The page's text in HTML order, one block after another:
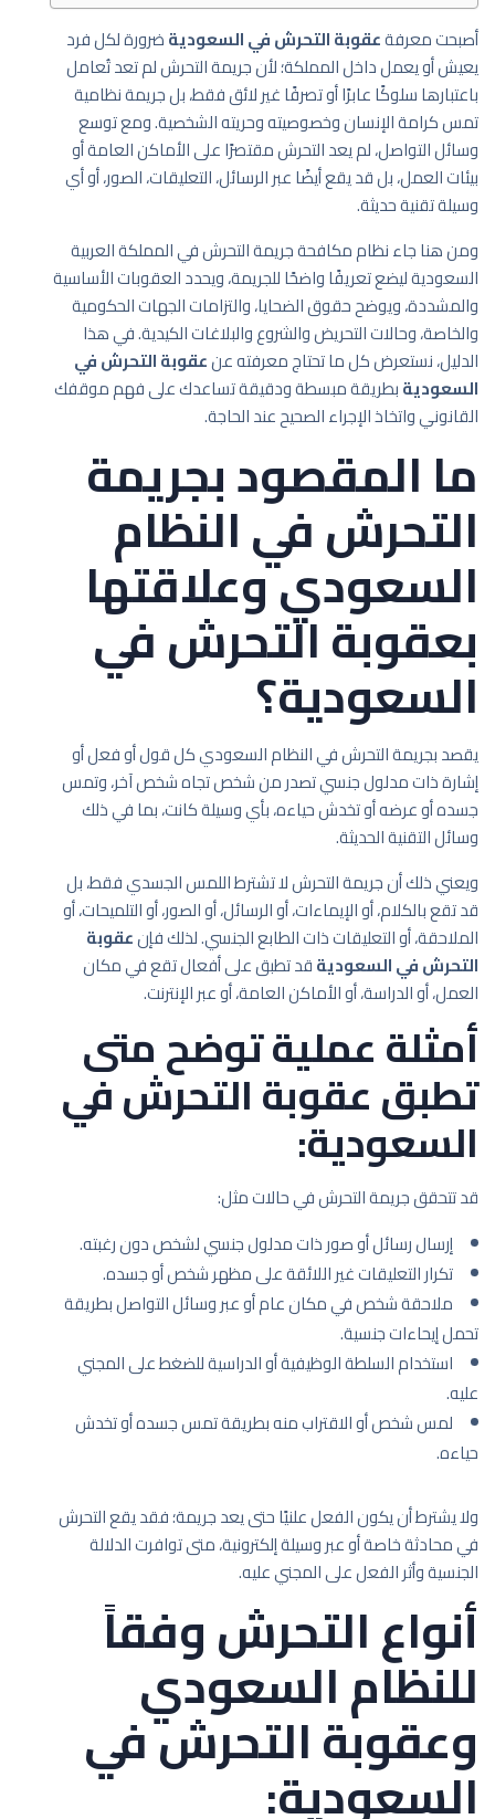
أصبحت معرفةعقوبة التحرش في السعوديةضرورة لكل فرد
يعيش أو يعمل داخل المملكة؛ لأن جريمة التحرش لم تعد تُعامل
باعتبارها سلوكًا عابرًا أو تصرفًا غير لائق فقط، بل جريمة نظامية
تمس كرامة الإنسان وخصوصيته وحريته الشخصية. ومع توسع
وسائل التواصل، لم يعد التحرش مقتصرًا على الأماكن العامة أو
بيئات العمل، بل قد يقع أيضًا عبر الرسائل، التعليقات، الصور، أو أي
وسيلة تقنية حديثة.
ومن هنا جاء نظام مكافحة جريمة التحرش في المملكة العربية
السعودية ليضع تعريفًا واضحًا للجريمة، ويحدد العقوبات الأساسية
والمشددة، ويوضح حقوق الضحايا، والتزامات الجهات الحكومية
والخاصة، وحالات التحريض والشروع والبلاغات الكيدية. في هذا
الدليل، نستعرض كل ما تحتاج معرفته عنعقوبة التحرش في
السعوديةبطريقة مبسطة ودقيقة تساعدك على فهم موقفك
القانوني واتخاذ الإجراء الصحيح عند الحاجة.
ما المقصود بجريمة
التحرش في النظام
السعودي وعلاقتها
بعقوبة التحرش في
السعودية؟
يقصد بجريمة التحرش في النظام السعودي كل قول أو فعل أو
إشارة ذات مدلول جنسي تصدر من شخص تجاه شخص آخر، وتمس
جسده أو عرضه أو تخدش حياءه، بأي وسيلة كانت، بما في ذلك
وسائل التقنية الحديثة.
ويعني ذلك أن جريمة التحرش لا تشترط اللمس الجسدي فقط، بل
قد تقع بالكلام، أو الإيماءات، أو الرسائل، أو الصور، أو التلميحات، أو
الملاحقة، أو التعليقات ذات الطابع الجنسي. لذلك فإنعقوبة
التحرش في السعوديةقد تطبق على أفعال تقع في مكان
العمل، أو الدراسة، أو الأماكن العامة، أو عبر الإنترنت.
أمثلة عملية توضح متى
تطبق عقوبة التحرش في
السعودية:
قد تتحقق جريمة التحرش في حالات مثل:
إرسال رسائل أو صور ذات مدلول جنسي لشخص دون رغبته.
تكرار التعليقات غير اللائقة على مظهر شخص أو جسده.
ملاحقة شخص في مكان عام أو عبر وسائل التواصل بطريقة
تحمل إيحاءات جنسية.
استخدام السلطة الوظيفية أو الدراسية للضغط على المجني
عليه.
لمس شخص أو الاقتراب منه بطريقة تمس جسده أو تخدش
حياءه.
ولا يشترط أن يكون الفعل علنيًا حتى يعد جريمة؛ فقد يقع التحرش
في محادثة خاصة أو عبر وسيلة إلكترونية، متى توافرت الدلالة
الجنسية وأثر الفعل على المجني عليه.
أنواع التحرش وفقاً
للنظام السعودي
وعقوبة التحرش في
السعودية: